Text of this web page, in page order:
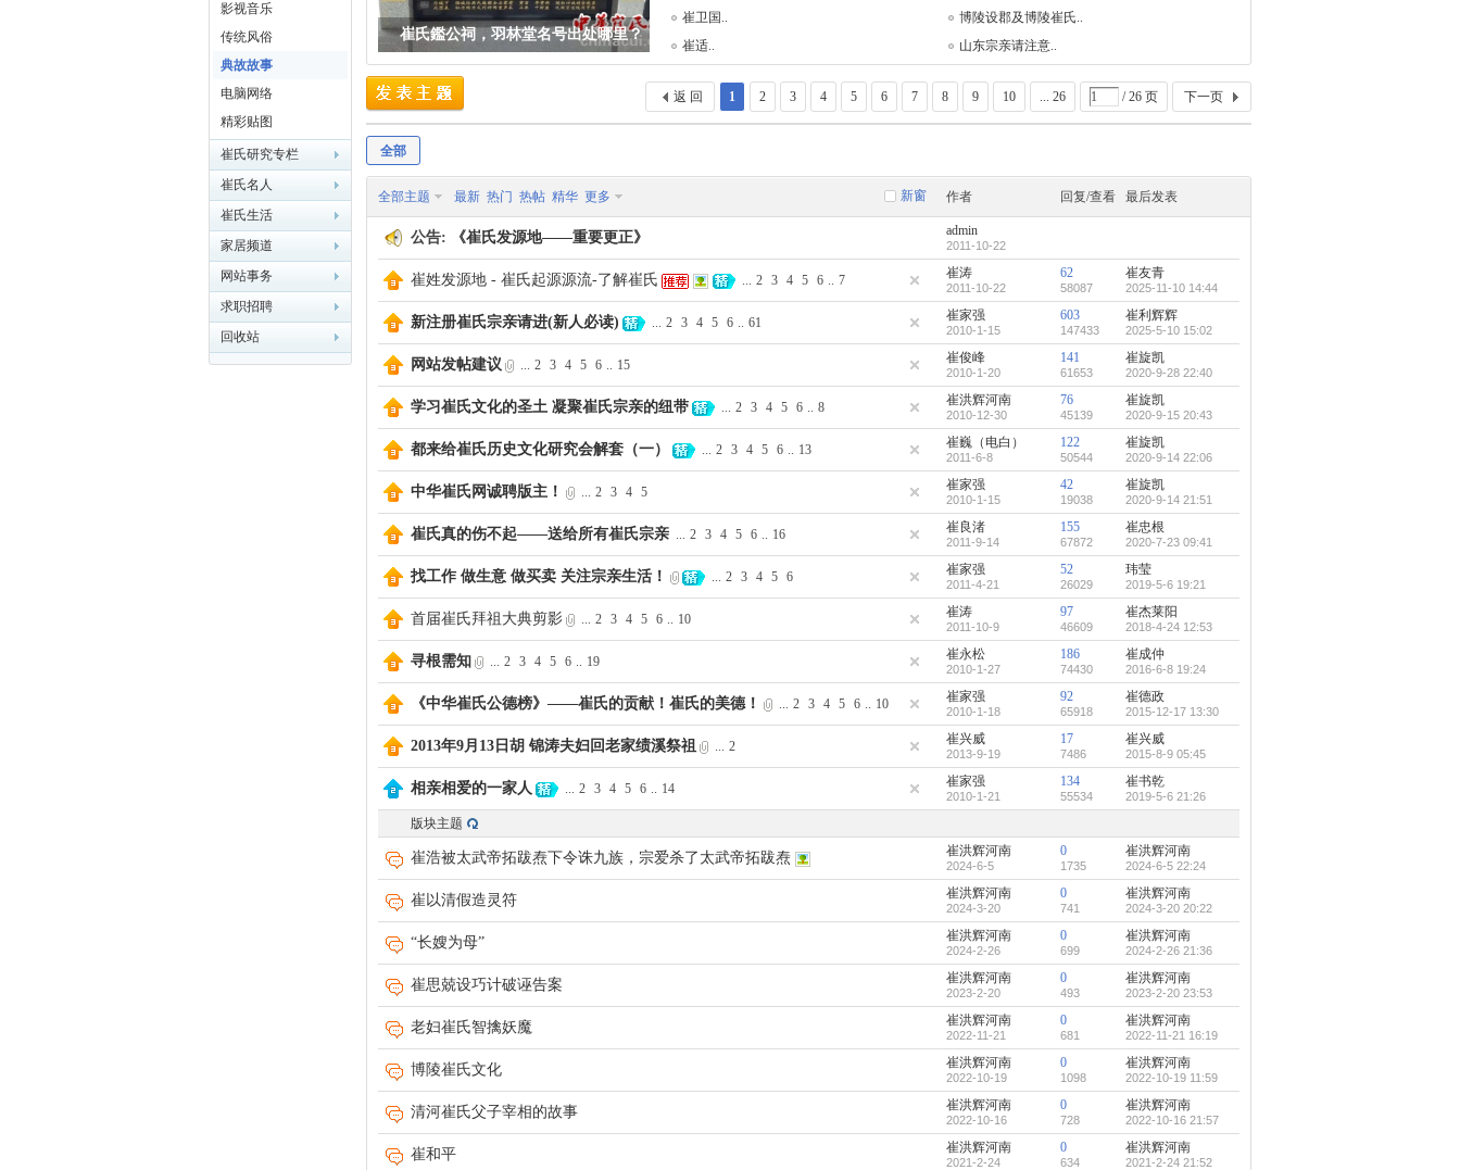
崔
影视音乐
传统风俗
典故故事
电脑网络
精彩贴图
崔氏研究专栏
崔氏名人
崔氏生活
家居频道
网站事务
求职招聘
回收站
崔氏鑑公祠，羽林堂名号出处哪里？
崔卫国..
崔适..
博陵设郡及博陵崔氏..
山东宗亲请注意..
1 2 3 4 5 6 7 8 9 10 ... 26 / 26 页 下一页
返 回
全部
新窗
全部主题 最新 热门 热帖 精华 更多 作者 回复/查看 最后发表
公告: 《崔氏发源地——重要更正》 admin
2011-10-22
崔姓发源地 - 崔氏起源源流-了解崔氏 ... 2 3 4 5 6 .. 7 崔涛
2011-10-22
62
58087
崔友青
2025-11-10 14:44
新注册崔氏宗亲请进(新人必读) ... 2 3 4 5 6 .. 61 崔家强
2010-1-15
603
147433
崔利辉辉
2025-5-10 15:02
网站发帖建议 ... 2 3 4 5 6 .. 15 崔俊峰
2010-1-20
141
61653
崔旋凯
2020-9-28 22:40
学习崔氏文化的圣土 凝聚崔氏宗亲的纽带 ... 2 3 4 5 6 .. 8 崔洪辉河南
2010-12-30
76
45139
崔旋凯
2020-9-15 20:43
都来给崔氏历史文化研究会解套（一） ... 2 3 4 5 6 .. 13 崔巍（电白）
2011-6-8
122
50544
崔旋凯
2020-9-14 22:06
中华崔氏网诚聘版主！ ... 2 3 4 5 崔家强
2010-1-15
42
19038
崔旋凯
2020-9-14 21:51
崔氏真的伤不起——送给所有崔氏宗亲 ... 2 3 4 5 6 .. 16 崔良渚
2011-9-14
155
67872
崔忠根
2020-7-23 09:41
找工作 做生意 做买卖 关注宗亲生活！ ... 2 3 4 5 6 崔家强
2011-4-21
52
26029
玮莹
2019-5-6 19:21
首届崔氏拜祖大典剪影 ... 2 3 4 5 6 .. 10 崔涛
2011-10-9
97
46609
崔杰莱阳
2018-4-24 12:53
寻根需知 ... 2 3 4 5 6 .. 19 崔永松
2010-1-27
186
74430
崔成仲
2016-6-8 19:24
《中华崔氏公德榜》——崔氏的贡献！崔氏的美德！ ... 2 3 4 5 6 .. 10 崔家强
2010-1-18
92
65918
崔德政
2015-12-17 13:30
2013年9月13日胡 锦涛夫妇回老家绩溪祭祖 ... 2 崔兴威
2013-9-19
17
7486
崔兴威
2015-8-9 05:45
相亲相爱的一家人 ... 2 3 4 5 6 .. 14 崔家强
2010-1-21
134
55534
崔书乾
2019-5-6 21:26
版块主题
崔浩被太武帝拓跋焘下令诛九族，宗爱杀了太武帝拓跋焘 崔洪辉河南
2024-6-5
0
1735
崔洪辉河南
2024-6-5 22:24
崔以清假造灵符 崔洪辉河南
2024-3-20
0
741
崔洪辉河南
2024-3-20 20:22
“长嫂为母” 崔洪辉河南
2024-2-26
0
699
崔洪辉河南
2024-2-26 21:36
崔思兢设巧计破诬告案 崔洪辉河南
2023-2-20
0
493
崔洪辉河南
2023-2-20 23:53
老妇崔氏智擒妖魔 崔洪辉河南
2022-11-21
0
681
崔洪辉河南
2022-11-21 16:19
博陵崔氏文化 崔洪辉河南
2022-10-19
0
1098
崔洪辉河南
2022-10-19 11:59
清河崔氏父子宰相的故事 崔洪辉河南
2022-10-16
0
728
崔洪辉河南
2022-10-16 21:57
崔和平 崔洪辉河南
2021-2-24
0
634
崔洪辉河南
2021-2-24 21:52